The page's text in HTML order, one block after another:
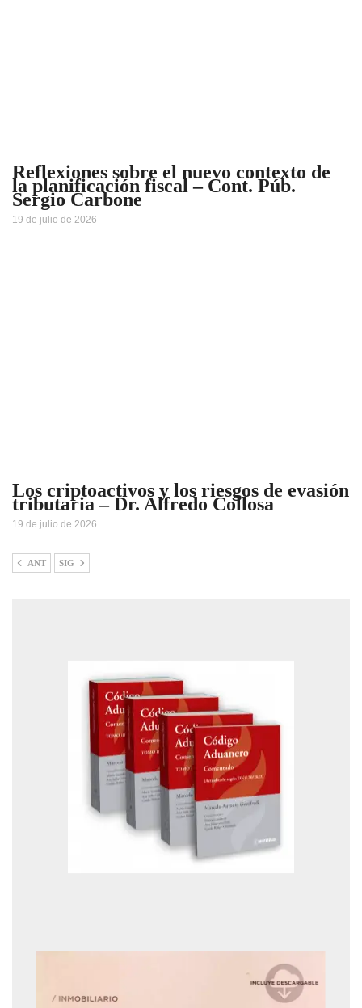
Reflexiones sobre el nuevo contexto de
la planificación fiscal – Cont. Púb.
Sergio Carbone
19 de julio de 2026
Los criptoactivos y los riesgos de evasión
tributaria – Dr. Alfredo Collosa
19 de julio de 2026
ANT SIG